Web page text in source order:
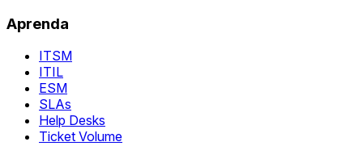
Aprenda
ITSM
ITIL
ESM
SLAs
Help Desks
Ticket Volume